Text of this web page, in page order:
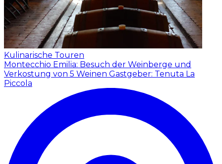
Kulinarische Touren
Montecchio Emilia: Besuch der Weinberge und
Verkostung von 5 Weinen Gastgeber: Tenuta La
Piccola